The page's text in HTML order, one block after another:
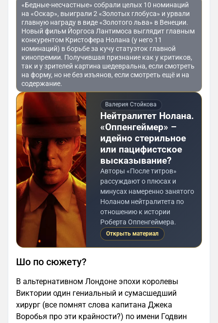
«Бедные-несчастные» собрали целых 10 номинаций
на «Оскар», выиграли 2 «Золотых глобуса» и урвали
главную награду в виде «Золотого льва» в Венеции.
Новый фильм Йоргоса Лантимоса выглядит главным
конкурентом Кристофера Нолана (у него 11
номинаций) в борьбе за кучу статуэток главной
кинопремии. Получившая признание как у критиков,
так и у зрителей картина шедевральна, если смотреть
на форму, но не без изъянов, если смотреть ещё и на
содержание.
Валерия Стойкова
Нейтралитет Нолана.
«Оппенгеймер» –
идейно стерильное
или пацифистское
высказывание?
Авторы «После титров»
рассуждают о плюсах и
минусах намеренно занятого
Ноланом нейтралитета по
отношению к истории
Роберта Оппенгеймера.
Открыть материал
Шо по сюжету?
В альтернативном Лондоне эпохи королевы
Виктории один гениальный и сумасшедший
хирург (все помнят слова капитана Джека
Воробья про эти крайности?) по имени Годвин